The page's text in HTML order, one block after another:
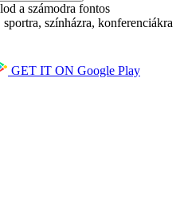
a számodra fontos
színházra, konferenciákra
GET IT ON Google Play